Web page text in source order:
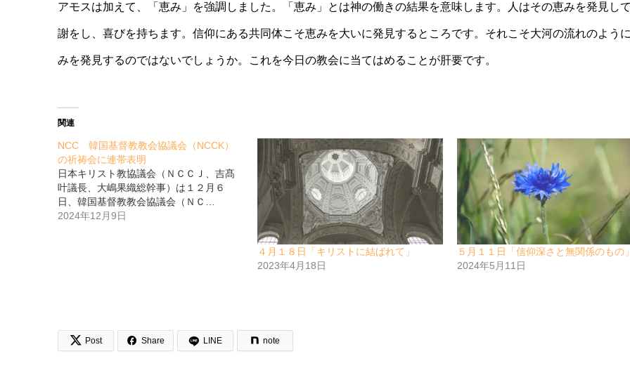
アモスは加えて、「恵み」を強調しました。「恵み」とは神の働きの結果を意味します。人はその恵みを発見し
謝をし、喜びを持ちます。信仰にある共同体こそ恵みを大いに発見するところです。それこそ大河の流れのよう
みを発見するのではないでしょうか。これを今日の教会に当てはめることが肝要です。
関連
NCC 韓国基督教教会協議会（NCCK）
の祈祷会に連帯表明
日本キリスト教協議会（ＮＣＣＪ、吉髙
叶議長、大嶋果織総幹事）は１２月６
日、韓国基督教教会協議会（ＮＣ…
2024年12月9日
４月１８日「キリストに結ばれて」
2023年4月18日
５月１１日「信仰深さと無関係のもの
2024年5月11日
 Post  Share LINE note